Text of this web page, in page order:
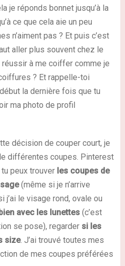
je réponds bonnet jusqu’à la
ce que cela aie un peu
n’aiment pas ? Et puis c’est
aller plus souvent chez le
à me coiffer comme je
? Et rappelle-toi
la dernière fois que tu
ma photo de profil
décision de couper court, je
différentes coupes. Pinterest
tu peux trouverles coupes de
(même si je n’arrive
j’ai le visage rond, ovale ou
avec les lunettes(c’est
se pose), regarder si les
size. J’ai trouvé toutes mes
de mes coupes préférées